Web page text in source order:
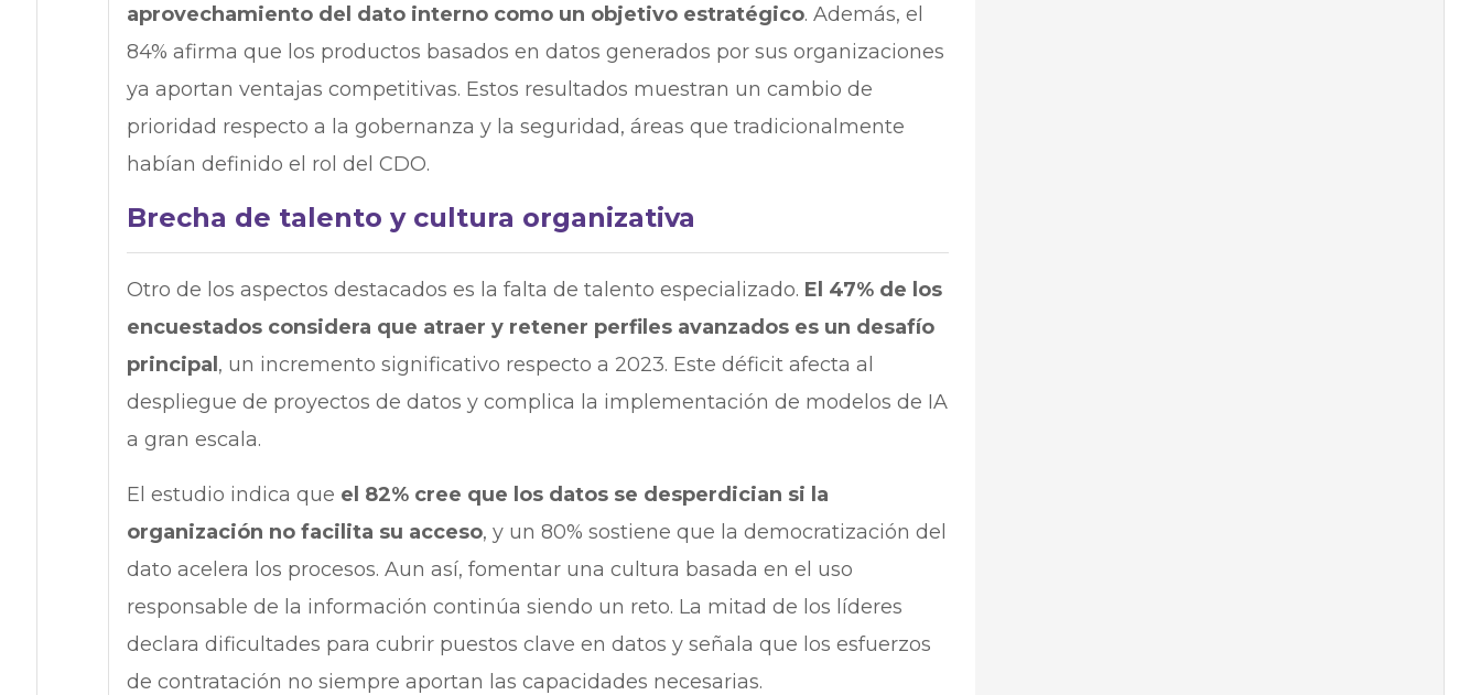
aprovechamiento del dato interno como un objetivo estratégico. Además, el
84% afirma que los productos basados en datos generados por sus organizaciones
ya aportan ventajas competitivas. Estos resultados muestran un cambio de
prioridad respecto a la gobernanza y la seguridad, áreas que tradicionalmente
habían definido el rol del CDO.
Brecha de talento y cultura organizativa
Otro de los aspectos destacados es la falta de talento especializado. El 47% de los
encuestados considera que atraer y retener perfiles avanzados es un desafío
principal, un incremento significativo respecto a 2023. Este déficit afecta al
despliegue de proyectos de datos y complica la implementación de modelos de IA
a gran escala.
El estudio indica que el 82% cree que los datos se desperdician si la
organización no facilita su acceso, y un 80% sostiene que la democratización del
dato acelera los procesos. Aun así, fomentar una cultura basada en el uso
responsable de la información continúa siendo un reto. La mitad de los líderes
declara dificultades para cubrir puestos clave en datos y señala que los esfuerzos
de contratación no siempre aportan las capacidades necesarias.